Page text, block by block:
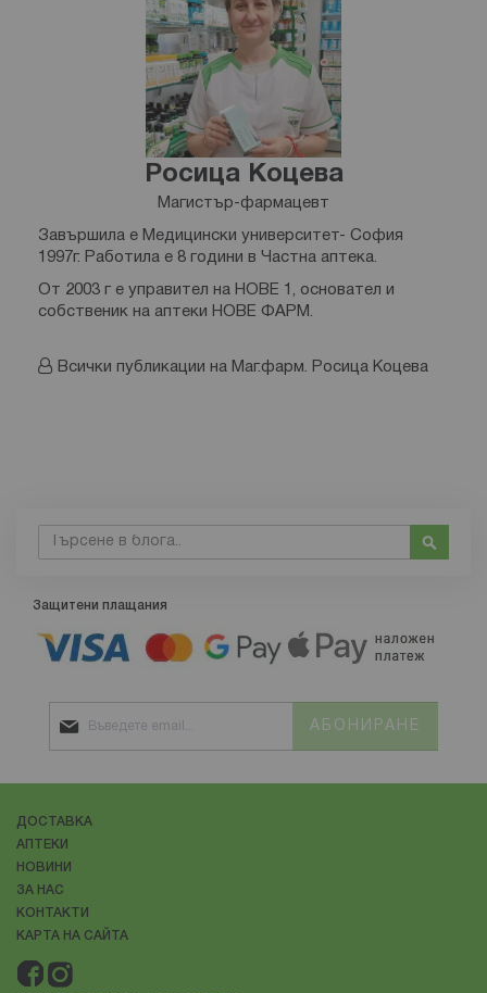
Росица Коцева
Магистър-фармацевт
Завършила е Медицински университет- София
1997г. Работила е 8 години в Частна аптека.
От 2003 г е управител на НОВЕ 1, основател и
собственик на аптеки НОВЕ ФАРМ.
Всички публикации на Маг.фарм. Росица Коцева
Търсене
Защитени плащания
АБОНИРАНЕ
ДОСТАВКА
АПТЕКИ
НОВИНИ
ЗА НАС
КОНТАКТИ
КАРТА НА САЙТА